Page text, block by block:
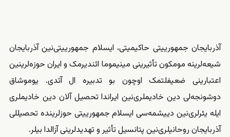
آذربایجان جمهورییتی حاکیمیتی، ایسلام جمهورییتی‌نین آذربایجان
شیعه‌‌‌لرینه مومکون تأثیرینی مینیموما ائندیرمک و ایران حوزه‌لرینین
اعتبارینی ضعیفلتمک اوچون بو تدبیره ال آتدی. یوموشاق
دوشونجه‌لی دین خادیملری‌نین ایراندا تحصیل آلان دین خادیملری
ایله یئرلری‌نین دییشمه‌سی ایسلام جمهورییتی حوزلرینده تحصیللی
آذربایجان روحانیلری‌نین پتانسیل تأثیر و تهدیدلرینی آزالدا بیلر.